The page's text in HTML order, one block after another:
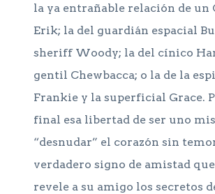
la ya entrañable relación de un
Erik; la del guardián espacial
sheriff Woody; la del cínico
gentil Chewbacca; o la de la
Frankie y la superficial Grace.
final esa libertad de ser uno
“desnudar” el corazón sin
verdadero signo de amistad
revele a su amigo los secretos